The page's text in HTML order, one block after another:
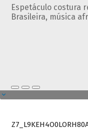
Espetáculo costura
Brasileira, música